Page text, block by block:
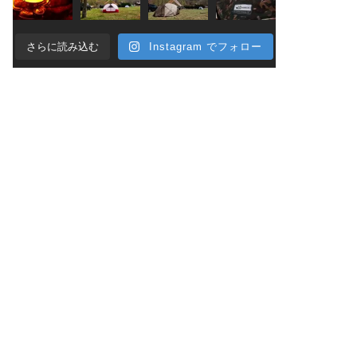
さらに読み込む Instagram でフォロー